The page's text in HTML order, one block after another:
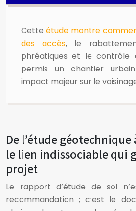
Cette étude montre
des accès, le
phréatiques et le contrôle
permis un chantier
impact majeur sur le
De l’étude
le lien indissociable qui
projet
Le rapport d’étude de sol
recommandation ; c’est le